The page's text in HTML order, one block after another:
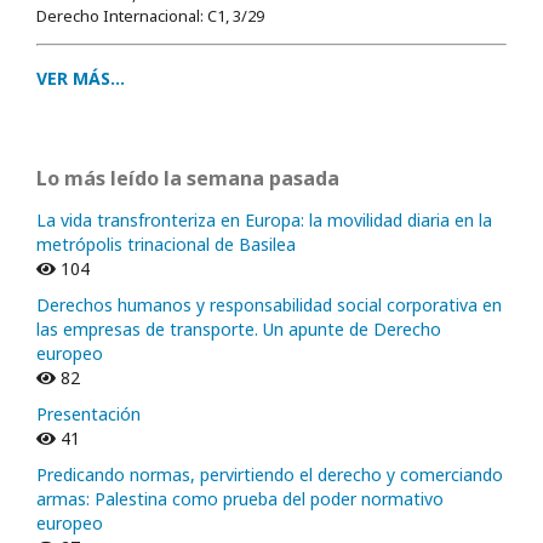
Derecho Internacional: C1, 3/29
VER MÁS...
Lo más leído la semana pasada
La vida transfronteriza en Europa: la movilidad diaria en la
metrópolis trinacional de Basilea
104
Derechos humanos y responsabilidad social corporativa en
las empresas de transporte. Un apunte de Derecho
europeo
82
Presentación
41
Predicando normas, pervirtiendo el derecho y comerciando
armas: Palestina como prueba del poder normativo
europeo